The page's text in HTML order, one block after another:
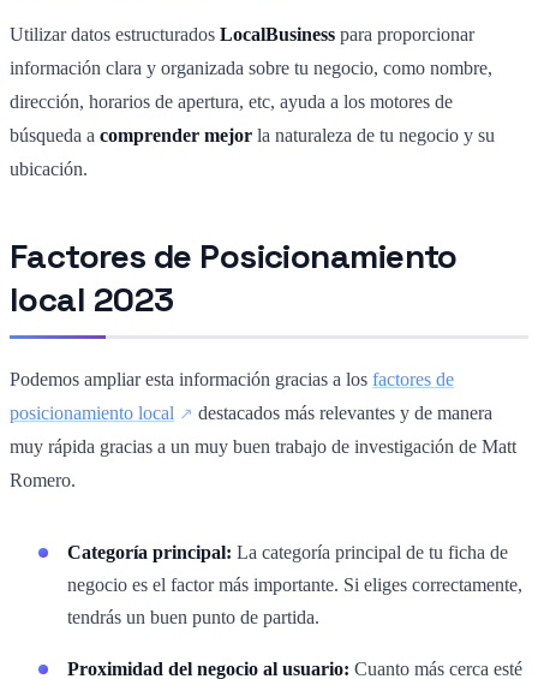
Utilizar datos estructurados LocalBusiness para proporcionar
información clara y organizada sobre tu negocio, como nombre,
dirección, horarios de apertura, etc, ayuda a los motores de
búsqueda a comprender mejor la naturaleza de tu negocio y su
ubicación.
Factores de Posicionamiento
local 2023
Podemos ampliar esta información gracias a los factores de
posicionamiento local
destacados más relevantes y de manera
muy rápida gracias a un muy buen trabajo de investigación de Matt
Romero.
Categoría principal: La categoría principal de tu ficha de
negocio es el factor más importante. Si eliges correctamente,
tendrás un buen punto de partida.
Proximidad del negocio al usuario: Cuanto más cerca esté